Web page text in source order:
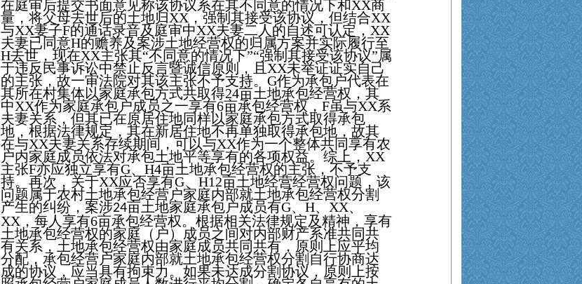
在庭审后提交书面意见称该协议系在其不同意的情况下和XX商
量，将父母去世后的土地归XX ，强制其接受该协议，但结合XX
与XX妻子F的通话录音及庭审中XX夫妻二人的自述可认定， XX
夫妻已同意H的赡养及案涉土地经营权的归属方案并实际履行至
H去世，现在XX主张其“不同意的情况下”“强制其接受该协议”属
于违反民事诉讼中禁止反言暨诚信原则，且 XX未举证证实自己
的主张，故一审法院对其该主张不予支持。 G作为承包户代表在
其所在村集体以家庭承包方式共取得24亩土地承包经营权，其
中XX作为家庭承包户成员之一享有6亩承包经营权， F虽与XX系
夫妻关系，但其已在原居住地同样以家庭承包方式取得承包
地，根据法律规定，其在新居住地不再单独取得承包地，故其
在与XX夫妻关系存续期间，可以与XX作为一个整体共同享有农
户内家庭成员依法对承包土地平等享有的各项权益。综上， XX
主张F亦应独立享有G、 H4亩土地承包经营权的主张，不予支
持。再次，关于XX应否享有G、 H12亩土地经营经营权问题，该
问题属于农村土地承包经营户家庭内部就土地承包经营权分割
产生的纠纷，案涉24亩土地家庭承包户成员有G、 H、 XX、
XX ，每人享有6亩承包经营权。根据相关法律规定及精神，享有
土地承包经营权的家庭（户）成员之间对内部财产系准共同共
有关系，土地承包经营权由家庭成员共同共有，原则上应平均
分配，承包经营户家庭内部就土地承包经营权分割自行协商达
成的协议，应当具有拘束力。如果未达成分割协议，原则上按